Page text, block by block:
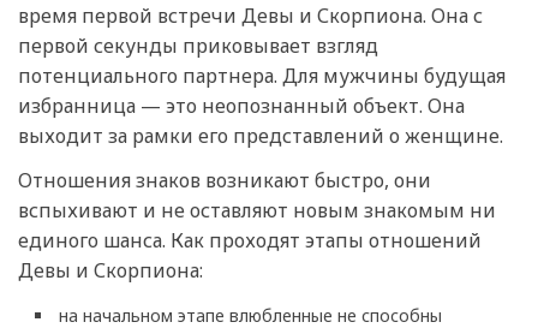
время первой встречи Девы и Скорпиона. Она с
первой секунды приковывает взгляд
потенциального партнера. Для мужчины будущая
избранница — это неопознанный объект. Она
выходит за рамки его представлений о женщине.
Отношения знаков возникают быстро, они
вспыхивают и не оставляют новым знакомым ни
единого шанса. Как проходят этапы отношений
Девы и Скорпиона:
на начальном этапе влюбленные не способны